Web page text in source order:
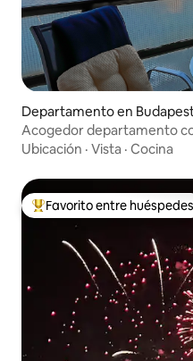
Departamento en
Acogedor departamento
Ubicación · Vista · Cocina
De los mejores en Favorito
Favorito entre huéspedes